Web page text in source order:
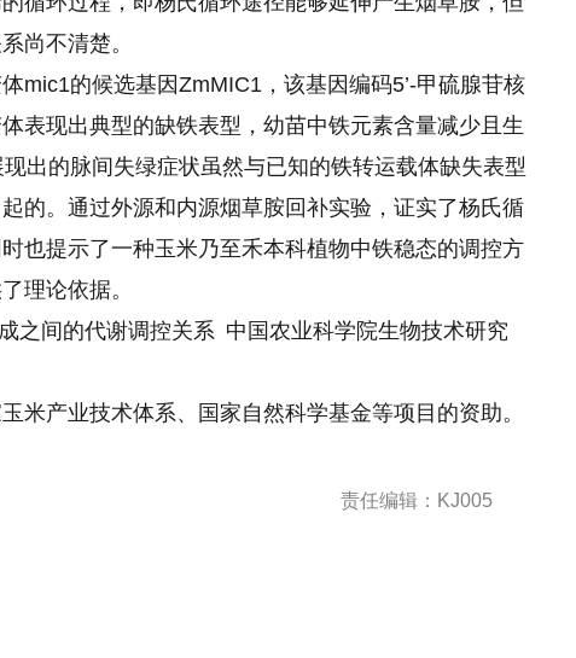
尚不清楚。
mic1的候选基因ZmMIC1，该基因编码5’-甲硫腺苷核
表现出典型的缺铁表型，幼苗中铁元素含量减少且生
出的脉间失绿症状虽然与已知的铁转运载体缺失表型
的。通过外源和内源烟草胺回补实验，证实了杨氏循
也提示了一种玉米乃至禾本科植物中铁稳态的调控方
理论依据。
之间的代谢调控关系 中国农业科学院生物技术研究
米产业技术体系、国家自然科学基金等项目的资助。
责任编辑：KJ005